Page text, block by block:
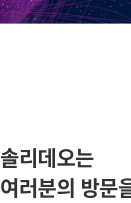
솔리데오는
여러분의 방문